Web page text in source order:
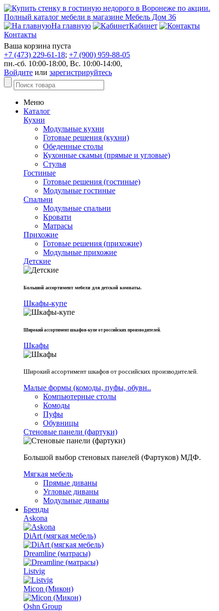
На главную
Кабинет
Контакты
Ваша корзина пуста
+7 (473) 229-61-18; +7 (900) 959-88-05
пн.-сб. 10:00-18:00, Вс. 10:00-14:00,
Войдите или зарегистрируйтесь
Меню
Каталог
Кухни
Модульные кухни
Готовые решения (кухни)
Обеденные столы
Кухонные скамьи (прямые и угловые)
Стулья
Гостиные
Готовые решения (гостиные)
Модульные гостиные
Спальни
Модульные спальни
Кровати
Матрасы
Прихожие
Готовые решения (прихожие)
Модульные прихожие
Детские
Большой ассортимент мебели для детской комнаты.
Шкафы-купе
Широкий ассортимент шкафов-купе от российских производителей.
Шкафы
Широкий ассортимент шкафов от российских производителей.
Малые формы (комоды, пуфы, обувн..
Компьютерные столы
Комоды
Пуфы
Обувницы
Стеновые панели (фартуки)
Большой выбор стеновых панелей (Фартуков) МДФ.
Мягкая мебель
Прямые диваны
Угловые диваны
Модульные диваны
Бренды
Askona
DiArt (мягкая мебель)
Dreamline (матрасы)
Listvig
Micon (Микон)
Oshn Group